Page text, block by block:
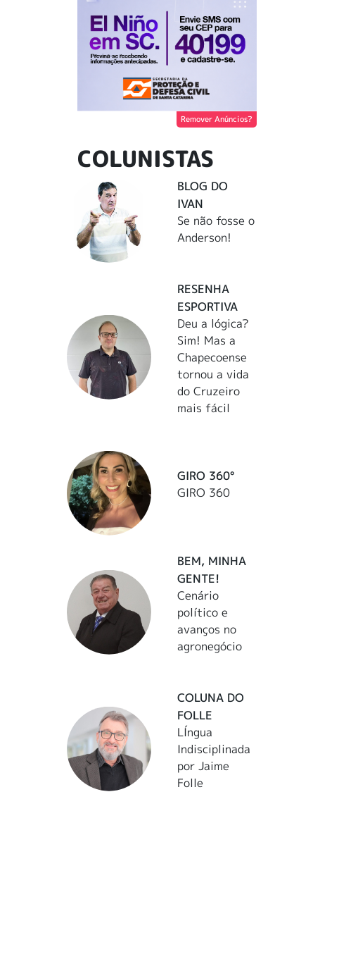
Remover Anúncios?
COLUNISTAS
BLOG DO
IVAN
Se não fosse o
Anderson!
RESENHA
ESPORTIVA
Deu a lógica?
Sim! Mas a
Chapecoense
tornou a vida
do Cruzeiro
mais fácil
GIRO 360°
GIRO 360
BEM, MINHA
GENTE!
Cenário
político e
avanços no
agronegócio
COLUNA DO
FOLLE
LÍngua
Indisciplinada
por Jaime
Folle